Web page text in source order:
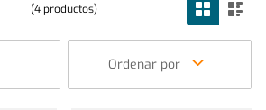
frost
4productos
Ordenar por